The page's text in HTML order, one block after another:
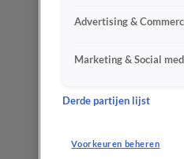
Advertising &
Marketing & Social
Derde partijen lijst
Voorkeuren beheren